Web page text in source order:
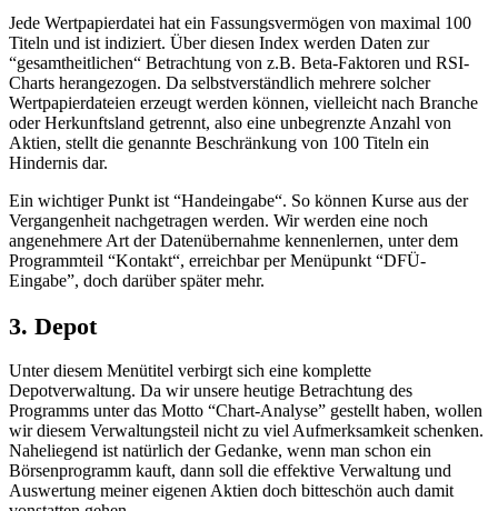
Jede Wertpapierdatei hat ein Fassungsvermögen von maximal 100
Titeln und ist indiziert. Über diesen Index werden Daten zur
“gesamtheitlichen“ Betrachtung von z.B. Beta-Faktoren und RSI-
Charts herangezogen. Da selbstverständlich mehrere solcher
Wertpapierdateien erzeugt werden können, vielleicht nach Branche
oder Herkunftsland getrennt, also eine unbegrenzte Anzahl von
Aktien, stellt die genannte Beschränkung von 100 Titeln ein
Hindernis dar.
Ein wichtiger Punkt ist “Handeingabe“. So können Kurse aus der
Vergangenheit nachgetragen werden. Wir werden eine noch
angenehmere Art der Datenübernahme kennenlernen, unter dem
Programmteil “Kontakt“, erreichbar per Menüpunkt “DFÜ-
Eingabe”, doch darüber später mehr.
3. Depot
Unter diesem Menütitel verbirgt sich eine komplette
Depotverwaltung. Da wir unsere heutige Betrachtung des
Programms unter das Motto “Chart-Analyse” gestellt haben, wollen
wir diesem Verwaltungsteil nicht zu viel Aufmerksamkeit schenken.
Naheliegend ist natürlich der Gedanke, wenn man schon ein
Börsenprogramm kauft, dann soll die effektive Verwaltung und
Auswertung meiner eigenen Aktien doch bitteschön auch damit